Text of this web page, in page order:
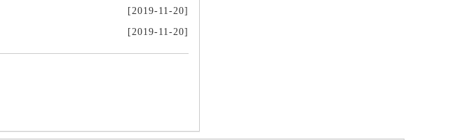
[2019-11-20]
[2019-11-20]